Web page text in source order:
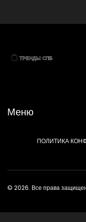
Меню
ПОЛИТИКА
© 2026. Все права